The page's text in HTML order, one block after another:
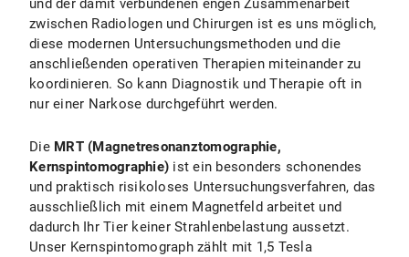
und der damit verbundenen engen Zusammenarbeit
zwischen Radiologen und Chirurgen ist es uns möglich,
diese modernen Untersuchungsmethoden und die
anschließenden operativen Therapien miteinander zu
koordinieren. So kann Diagnostik und Therapie oft in
nur einer Narkose durchgeführt werden.
Die MRT (Magnetresonanztomographie,
Kernspintomographie) ist ein besonders schonendes
und praktisch risikoloses Untersuchungsverfahren, das
ausschließlich mit einem Magnetfeld arbeitet und
dadurch Ihr Tier keiner Strahlenbelastung aussetzt.
Unser Kernspintomograph zählt mit 1,5 Tesla